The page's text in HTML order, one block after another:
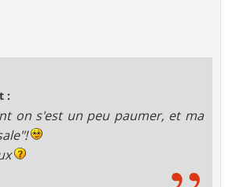
:
on s'est un peu paumer, et ma